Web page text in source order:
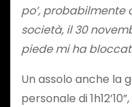
po’,
società, il 30
piede mi ha
Un assolo anche la
personale di